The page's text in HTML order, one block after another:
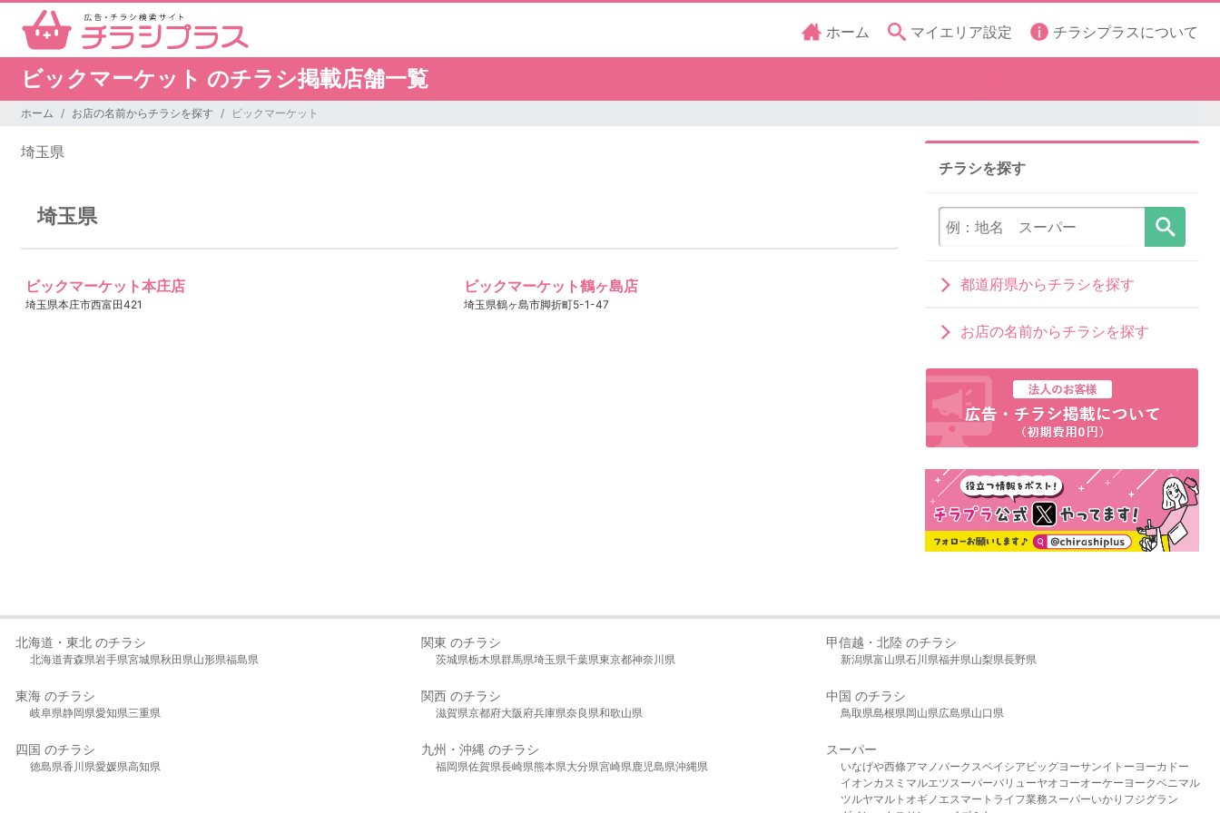
ホーム マイエリア設定 チラシプラスについて
ビックマーケット のチラシ掲載店舗一覧
ホーム お店の名前からチラシを探す ビックマーケット
埼玉県
埼玉県
ビックマーケット本庄店
埼玉県本庄市西富田421
ビックマーケット鶴ヶ島店
埼玉県鶴ヶ島市脚折町5-1-47
チラシを探す
都道府県からチラシを探す
お店の名前からチラシを探す
北海道・東北 のチラシ
北海道青森県岩手県宮城県秋田県山形県福島県
関東 のチラシ
茨城県栃木県群馬県埼玉県千葉県東京都神奈川県
甲信越・北陸 のチラシ
新潟県富山県石川県福井県山梨県長野県
東海 のチラシ
岐阜県静岡県愛知県三重県
関西 のチラシ
滋賀県京都府大阪府兵庫県奈良県和歌山県
中国 のチラシ
鳥取県島根県岡山県広島県山口県
四国 のチラシ
徳島県香川県愛媛県高知県
九州・沖縄 のチラシ
福岡県佐賀県長崎県熊本県大分県宮崎県 鹿児島県沖縄県
スーパー
いなげや西條アマノパークスベイシア ビッグヨーサンイトーヨーカドー
イオンカスミ マルエツ スーパーバリューヤオコーオーケー ヨークベニマル
ツルヤマルト オギノ エスマート ライフ業務スーパーいかり フジグラン